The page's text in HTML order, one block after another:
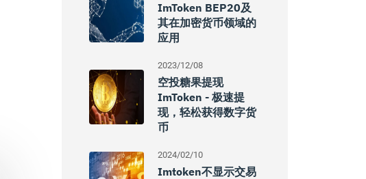
ImToken BEP20及
其在加密货币领域的
应用
2023/12/08
空投糖果提现
ImToken - 极速提
现，轻松获得数字货
币
2024/02/10
Imtoken不显示交易